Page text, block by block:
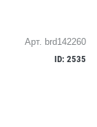
Арт. brd142260
ID: 2535